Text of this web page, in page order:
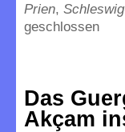
Prien,
geschlossen
Das
Akçam